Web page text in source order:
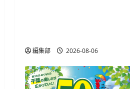
編集部 2026-08-06